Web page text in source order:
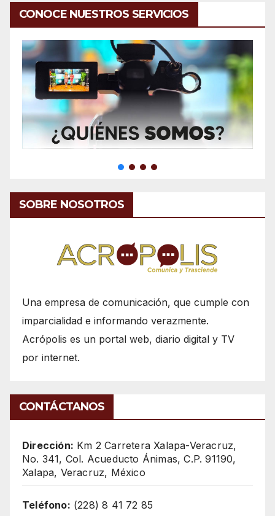
CONOCE NUESTROS SERVICIOS
SOBRE NOSOTROS
Una empresa de comunicación, que cumple con
imparcialidad e informando verazmente.
Acrópolis es un portal web, diario digital y TV
por internet.
CONTÁCTANOS
Dirección: Km 2 Carretera Xalapa-Veracruz,
No. 341, Col. Acueducto Ánimas, C.P. 91190,
Xalapa, Veracruz, México
Teléfono: (228) 8 41 72 85